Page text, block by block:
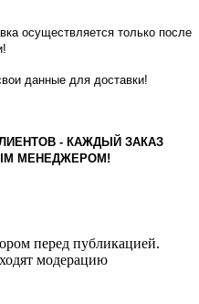
осуществляется только после
данные для доставки!
- КАЖДЫЙ ЗАКАЗ
МЕНЕДЖЕРОМ!
перед публикацией.
модерацию